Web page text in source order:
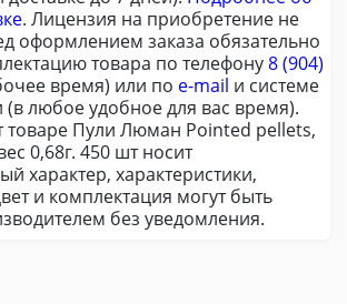
. Лицензия на приобретение не
оформлением заказа обязательно
товара по телефону8 (904)
время) или по e-mail и системе
(в любое удобное для вас время).
Пули Люман Pointed pellets,
0,68г. 450 шт носит
характер, характеристики,
и комплектация могут быть
без уведомления.